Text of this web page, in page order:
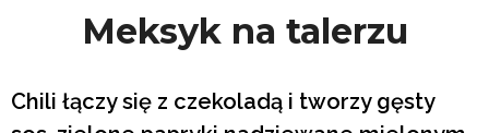
Meksyk na talerzu
Chili łączy się z czekoladą i tworzy gęsty